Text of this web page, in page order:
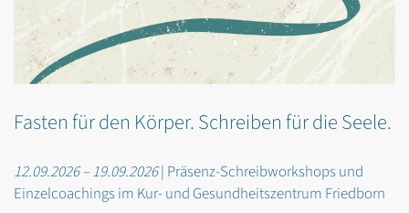
Fasten für den Körper. Schreiben für die Seele.
12.09.2026 – 19.09.2026| Präsenz-Schreibworkshops und
Einzelcoachings im Kur- und Gesundheitszentrum Friedborn